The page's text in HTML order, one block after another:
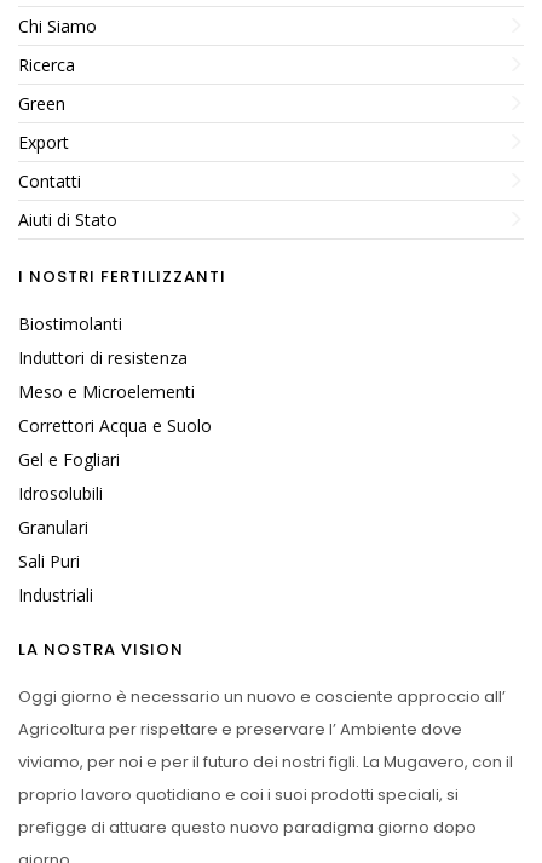
Chi Siamo
Ricerca
Green
Export
Contatti
Aiuti di Stato
I NOSTRI FERTILIZZANTI
Biostimolanti
Induttori di resistenza
Meso e Microelementi
Correttori Acqua e Suolo
Gel e Fogliari
Idrosolubili
Granulari
Sali Puri
Industriali
LA NOSTRA VISION
Oggi giorno è necessario un nuovo e cosciente approccio all’
Agricoltura per rispettare e preservare l’ Ambiente dove
viviamo, per noi e per il futuro dei nostri figli. La Mugavero, con il
proprio lavoro quotidiano e coi i suoi prodotti speciali, si
prefigge di attuare questo nuovo paradigma giorno dopo